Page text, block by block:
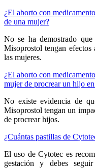
¿El aborto con
de una mujer?
No se ha demostrado
Misoprostol tengan
las mujeres.
¿El aborto con
mujer de procrear un hijo
No existe evidencia de
Misoprostol tengan un
de procrear hijos.
¿Cuántas pastillas de
El uso de Cytotec es
gestación y debes